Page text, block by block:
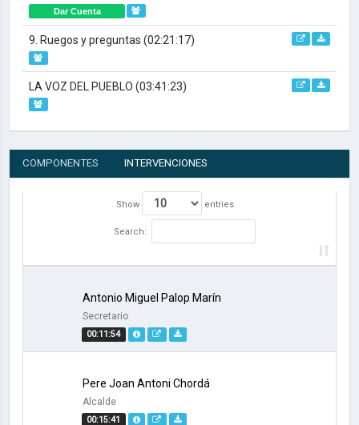
Dar Cuenta
9. Ruegos y preguntas (02:21:17)
LA VOZ DEL PUEBLO (03:41:23)
COMPONENTES INTERVENCIONES
Show entries
Search:
00:11:54
Antonio Miguel Palop Marín
Secretario
00:15:41
Pere Joan Antoni Chordá
Alcalde